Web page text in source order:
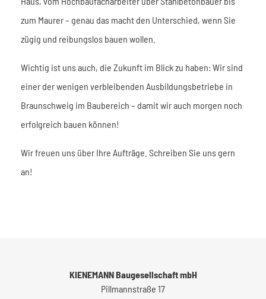
zum Maurer – genau das macht den Unterschied, wenn Sie
zügig und reibungslos bauen wollen.
Wichtig ist uns auch, die Zukunft im Blick zu haben: Wir sind
einer der wenigen verbleibenden Ausbildungsbetriebe in
Braunschweig im Baubereich – damit wir auch morgen noch
erfolgreich bauen können!
Wir freuen uns über Ihre Aufträge. Schreiben Sie uns gern
an!
KIENEMANN Baugesellschaft mbH
Pillmannstraße 17